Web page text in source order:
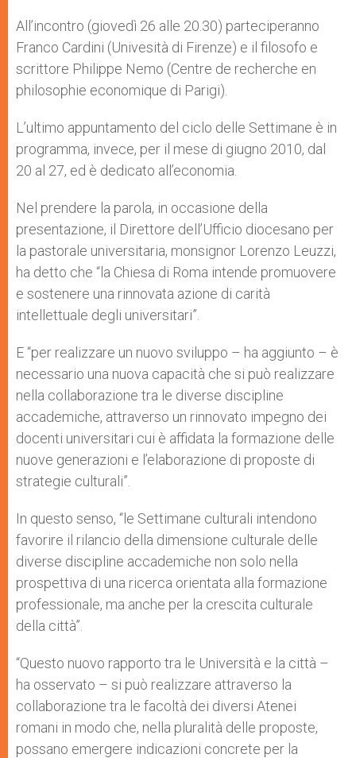
All’incontro (giovedì 26 alle 20.30) parteciperanno
Franco Cardini (Univesità di Firenze) e il filosofo e
scrittore Philippe Nemo (Centre de recherche en
philosophie economique di Parigi).
L’ultimo appuntamento del ciclo delle Settimane è in
programma, invece, per il mese di giugno 2010, dal
20 al 27, ed è dedicato all’economia.
Nel prendere la parola, in occasione della
presentazione, il Direttore dell’Ufficio diocesano per
la pastorale universitaria, monsignor Lorenzo Leuzzi,
ha detto che “la Chiesa di Roma intende promuovere
e sostenere una rinnovata azione di carità
intellettuale degli universitari”.
E “per realizzare un nuovo sviluppo – ha aggiunto – è
necessario una nuova capacità che si può realizzare
nella collaborazione tra le diverse discipline
accademiche, attraverso un rinnovato impegno dei
docenti universitari cui è affidata la formazione delle
nuove generazioni e l’elaborazione di proposte di
strategie culturali”.
In questo senso, “le Settimane culturali intendono
favorire il rilancio della dimensione culturale delle
diverse discipline accademiche non solo nella
prospettiva di una ricerca orientata alla formazione
professionale, ma anche per la crescita culturale
della città”.
“Questo nuovo rapporto tra le Università e la città –
ha osservato – si può realizzare attraverso la
collaborazione tra le facoltà dei diversi Atenei
romani in modo che, nella pluralità delle proposte,
possano emergere indicazioni concrete per la